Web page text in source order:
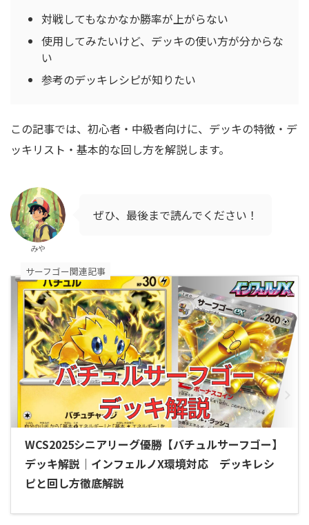
対戦してもなかなか勝率が上がらない
使用してみたいけど、デッキの使い方が分からな
い
参考のデッキレシピが知りたい
この記事では、初心者・中級者向けに、デッキの特徴・デ
ッキリスト・基本的な回し方を解説します。
みや
ぜひ、最後まで読んでください！
WCS2025シニアリーグ優勝【バチュルサーフゴー】
デッキ解説｜インフェルノX環境対応 デッキレシ
ピと回し方徹底解説
サーフゴー関連記事